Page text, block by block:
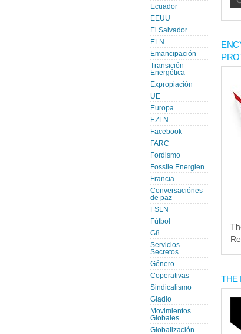
Ecuador
EEUU
El Salvador
ELN
Emancipación
Transición
Energética
Expropiación
UE
Europa
EZLN
Facebook
FARC
Fordismo
Fossile Energien
Francia
Conversaciónes
de paz
FSLN
Fútbol
G8
Servicios
Secretos
Género
Coperativas
Sindicalismo
Gladio
Movimientos
Globales
Globalización
THE